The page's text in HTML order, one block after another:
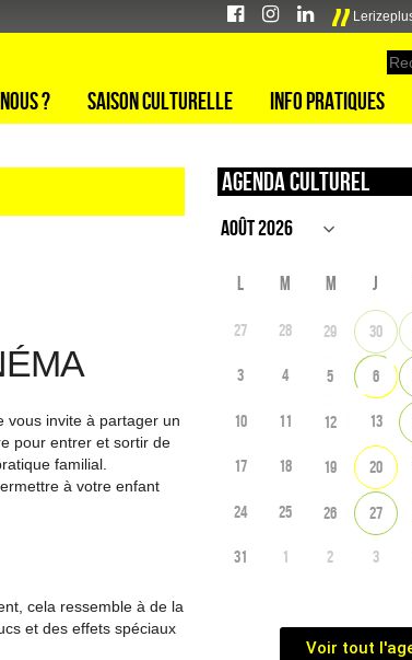
? Saison culturelle Info pratiques
vous invite à partager un
pour entrer et sortir de
familial.
à votre enfant
cela ressemble à de la
et des effets spéciaux
Agenda culturel
L M M J
27 28 29 30
3 4 5 6
10 11 12 13
17 18 19 20
24 25 26 27
31 1 2 3
Voir tout